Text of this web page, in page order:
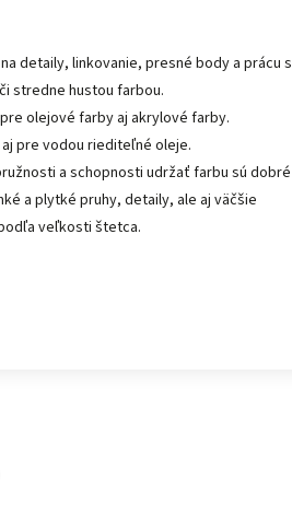
detaily, linkovanie, presné body a prácu s
stredne hustou farbou.
olejové farby aj akrylové farby.
aj pre vodou riediteľné oleje.
a schopnosti udržať farbu sú dobré
a plytké pruhy, detaily, ale aj väčšie
veľkosti štetca.